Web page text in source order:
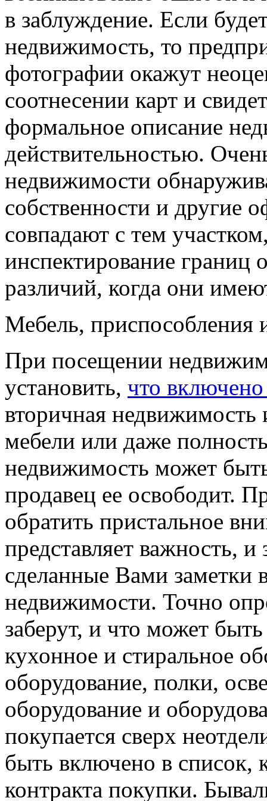
в заблуждение. Если
недвижимость, то
фотографии окажут
соотнесении карт и
формальное описание
действительностью.
недвижимости
собственности и другие
совпадают с тем
инспектирование границ
различий, когда они
Мебель, приспособления
При посещении
установить, что
вторичная
мебели или даже
недвижимость может
продавец ее освободит.
обратить пристальное
представляет важность,
сделанные Вами заметки
недвижимости. Точно
заберут, и что может
кухонное и стиральное
оборудование, полки,
оборудование и
покупается сверх
быть включено в список,
контракта покупки.